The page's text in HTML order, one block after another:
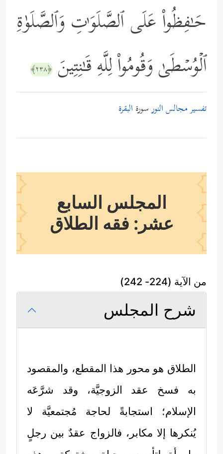
حَـٰفِظُواْ عَلَى ٱلصَّلَوَ ٰ⁠تِ وَٱلصَّلَوٰةِ
ٱلۡوُسۡطَىٰ وَقُومُواْ لِلَّهِ قَـٰنِتِینَ ﴿٢٣٨﴾
تفسير مجالس النورسورة البقرة
المجلس السابع
عشر: فقه الطلاق
من الآية (224- 242)
شرح المجلس
الطلاق هو محور هذا المقطع، والمقصود
به فسخ عقد الزوجيَّة، وقد شرَّعَه
الإسلام؛ استجابةً لحاجة مُجتمعيَّة لا
يُنكرها إلا مكابر، فالزواج عقدٌ بين رجلٍ